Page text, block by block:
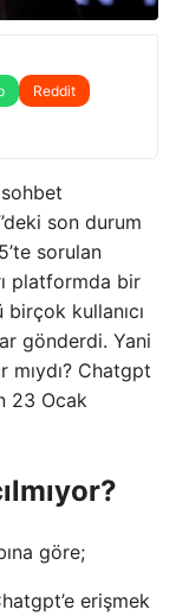
Reddit
son durum
sorulan
platformda bir
birçok kullanıcı
gönderdi. Yani
Chatgpt
23 Ocak
göre;
erişmek